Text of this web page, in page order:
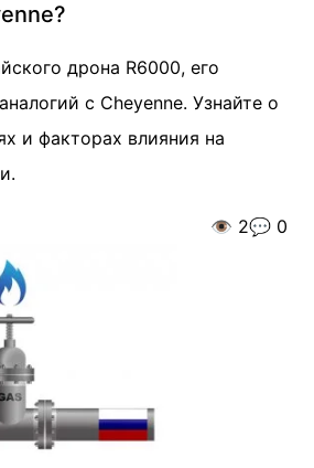
дрона R6000, его
с Cheyenne. Узнайте о
и факторах влияния на
👁️ 2💬 0